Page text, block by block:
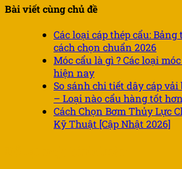
Bài viết cùng chủ đề
Các loại cáp thép cẩu:
cách chọn chuẩn 2026
Móc cẩu là gì ? Các loại
hiện nay
So sánh chi tiết dây cáp vải
– Loại nào cẩu hàng tốt
Cách Chọn Bơm Thủy Lực
Kỹ Thuật [Cập Nhật 2026]